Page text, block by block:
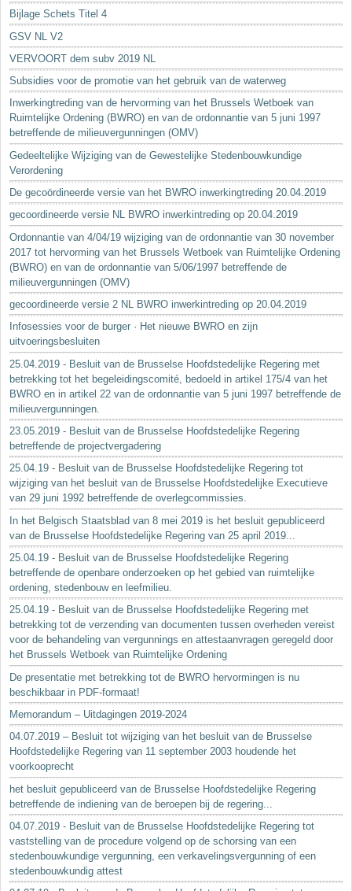
Bijlage Schets Titel 4
GSV NL V2
VERVOORT dem subv 2019 NL
Subsidies voor de promotie van het gebruik van de waterweg
Inwerkingtreding van de hervorming van het Brussels Wetboek van
Ruimtelijke Ordening (BWRO) en van de ordonnantie van 5 juni 1997
betreffende de milieuvergunningen (OMV)
Gedeeltelijke Wijziging van de Gewestelijke Stedenbouwkundige
Verordening
De gecoördineerde versie van het BWRO inwerkingtreding 20.04.2019
gecoordineerde versie NL BWRO inwerkintreding op 20.04.2019
Ordonnantie van 4/04/19 wijziging van de ordonnantie van 30 november
2017 tot hervorming van het Brussels Wetboek van Ruimtelijke Ordening
(BWRO) en van de ordonnantie van 5/06/1997 betreffende de
milieuvergunningen (OMV)
gecoordineerde versie 2 NL BWRO inwerkintreding op 20.04.2019
Infosessies voor de burger · Het nieuwe BWRO en zijn
uitvoeringsbesluiten
25.04.2019 - Besluit van de Brusselse Hoofdstedelijke Regering met
betrekking tot het begeleidingscomité, bedoeld in artikel 175/4 van het
BWRO en in artikel 22 van de ordonnantie van 5 juni 1997 betreffende de
milieuvergunningen.
23.05.2019 - Besluit van de Brusselse Hoofdstedelijke Regering
betreffende de projectvergadering
25.04.19 - Besluit van de Brusselse Hoofdstedelijke Regering tot
wijziging van het besluit van de Brusselse Hoofdstedelijke Executieve
van 29 juni 1992 betreffende de overlegcommissies.
In het Belgisch Staatsblad van 8 mei 2019 is het besluit gepubliceerd
van de Brusselse Hoofdstedelijke Regering van 25 april 2019...
25.04.19 - Besluit van de Brusselse Hoofdstedelijke Regering
betreffende de openbare onderzoeken op het gebied van ruimtelijke
ordening, stedenbouw en leefmilieu.
25.04.19 - Besluit van de Brusselse Hoofdstedelijke Regering met
betrekking tot de verzending van documenten tussen overheden vereist
voor de behandeling van vergunnings en attestaanvragen geregeld door
het Brussels Wetboek van Ruimtelijke Ordening
De presentatie met betrekking tot de BWRO hervormingen is nu
beschikbaar in PDF-formaat!
Memorandum – Uitdagingen 2019-2024
04.07.2019 – Besluit tot wijziging van het besluit van de Brusselse
Hoofdstedelijke Regering van 11 september 2003 houdende het
voorkooprecht
het besluit gepubliceerd van de Brusselse Hoofdstedelijke Regering
betreffende de indiening van de beroepen bij de regering...
04.07.2019 - Besluit van de Brusselse Hoofdstedelijke Regering tot
vaststelling van de procedure volgend op de schorsing van een
stedenbouwkundige vergunning, een verkavelingsvergunning of een
stedenbouwkundig attest